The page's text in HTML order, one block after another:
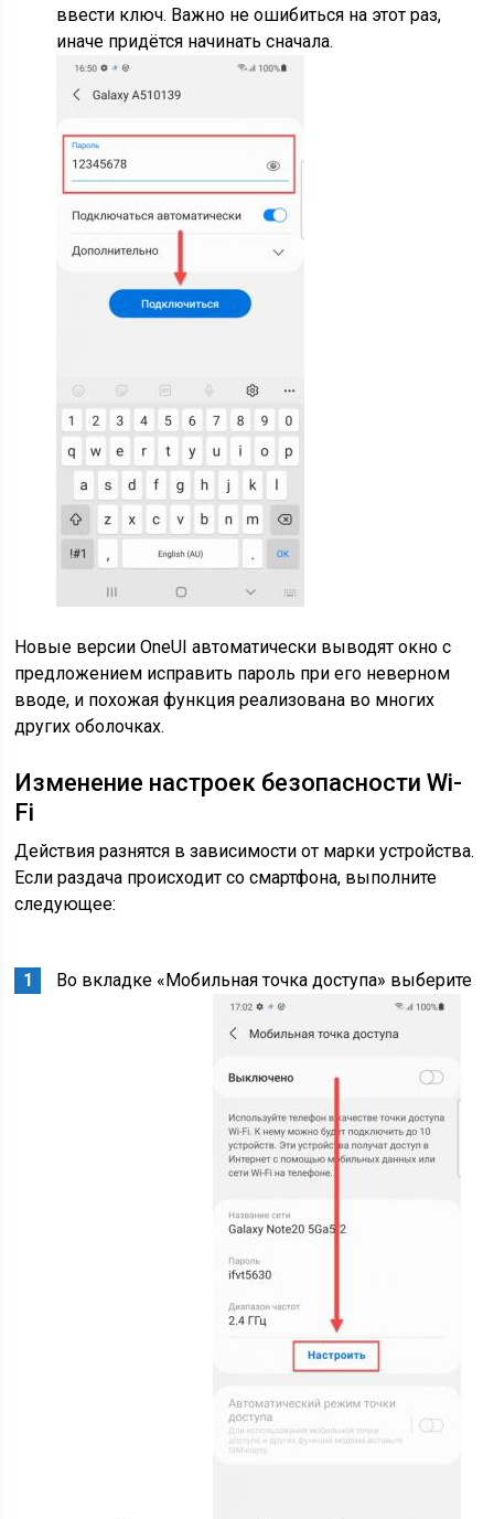
ввести ключ. Важно не ошибиться на этот раз,
иначе придётся начинать сначала.
Новые версии OneUI автоматически выводят окно с
предложением исправить пароль при его неверном
вводе, и похожая функция реализована во многих
других оболочках.
Изменение настроек безопасности Wi-
Fi
Действия разнятся в зависимости от марки устройства.
Если раздача происходит со смартфона, выполните
следующее:
Во вкладке «Мобильная точка доступа» выберите